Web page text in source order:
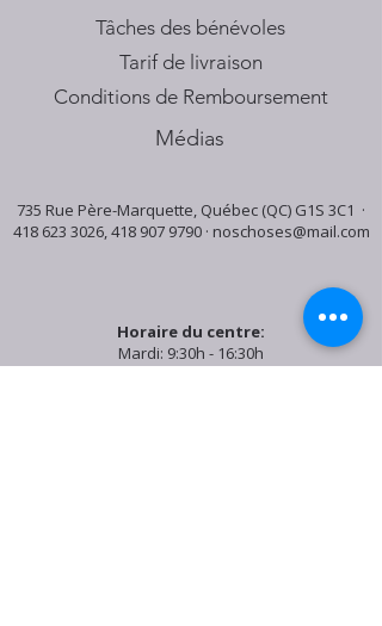
Tâches des bénévoles
Tarif de livraison
Conditions de Remboursement
Médias
735 Rue Père-Marquette, Québec (QC) G1S 3C1 ·
418 623 3026,418 907 9790· noschoses@mail.com
Horaire du centre:
Mardi: 9:30h - 16:30h